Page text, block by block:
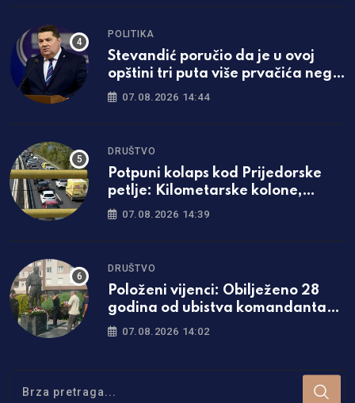
POLITIKA
Stevandić poručio da je u ovoj
opštini tri puta više prvačića nego
lani07.08.2026 14:44
DRUŠTVO
Potpuni kolaps kod Prijedorske
petlje: Kilometarske kolone,
vozači zaglavljeni u saobraćaju
07.08.2026 14:39
DRUŠTVO
Položeni vijenci: Obilježeno 28
godina od ubistva komandanta
“Belih vukova”
07.08.2026 14:02